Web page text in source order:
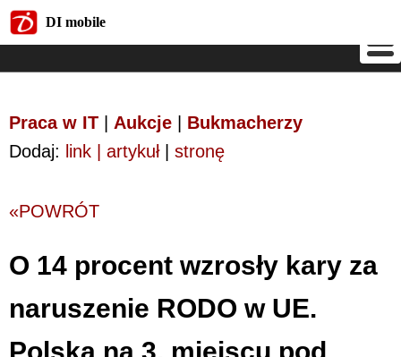
DI mobile
Praca w IT Aukcje
Bukmacherzy
Dodaj: link | artykuł| stronę
«POWRÓT
O 14 procent wzrosły kary za
naruszenie RODO w UE.
Polska na 3. miejscu pod
DI mobile